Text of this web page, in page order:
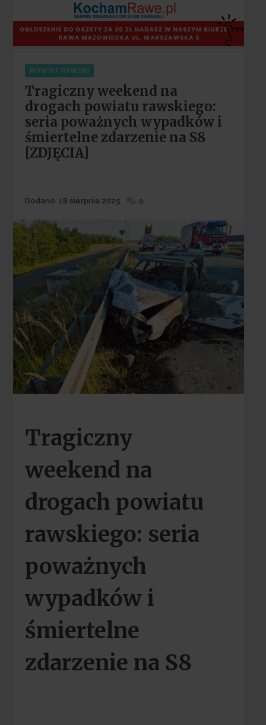
Categories
POWIAT RAWSKI
Tragiczny weekend na
drogach powiatu rawskiego:
seria poważnych wypadków i
śmiertelne zdarzenie na S8
[ZDJĘCIA]
Dodane
Dodano 18 sierpnia 2025 0
Tragiczny
weekend na
drogach powiatu
rawskiego: seria
poważnych
wypadków i
śmiertelne
zdarzenie na S8